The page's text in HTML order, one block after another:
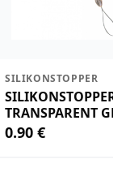
SILIKONSTOPPER
SILIKONSTOPPER
TRANSPARENT
KLEIN
0.90 €